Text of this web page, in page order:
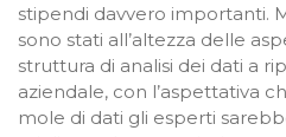
stipendi davvero importanti.
sono stati all’altezza delle
struttura di analisi dei dati a
aziendale, con l’aspettativa
mole di dati gli esperti